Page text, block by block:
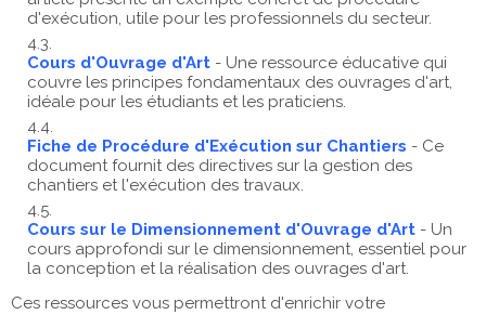
d'exécution, utile pour les professionnels du secteur.
Cours d'Ouvrage d'Art - Une ressource éducative qui
couvre les principes fondamentaux des ouvrages d'art,
idéale pour les étudiants et les praticiens.
Fiche de Procédure d'Exécution sur Chantiers - Ce
document fournit des directives sur la gestion des
chantiers et l'exécution des travaux.
Cours sur le Dimensionnement d'Ouvrage d'Art - Un
cours approfondi sur le dimensionnement, essentiel pour
la conception et la réalisation des ouvrages d'art.
Ces ressources vous permettront d'enrichir votre